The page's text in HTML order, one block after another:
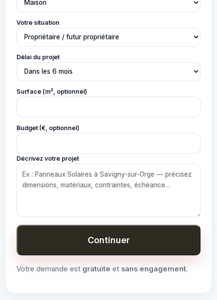
Votre situation
Délai du projet
Surface (m², optionnel)
Budget (€, optionnel)
Décrivez votre projet
Continuer
Votre demande est gratuite et sans engagement.